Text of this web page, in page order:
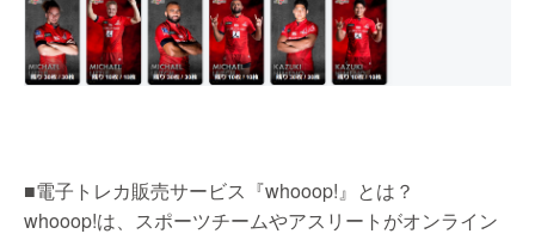
■電子トレカ販売サービス『whooop!』とは？
whooop!は、スポーツチームやアスリートがオンライン